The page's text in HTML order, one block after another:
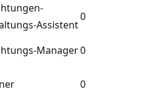
Assistent
0
Manager0
0